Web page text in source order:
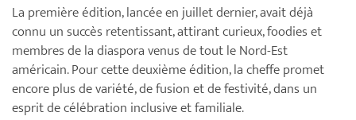
La première édition, lancée en juillet dernier, avait déjà
connu un succès retentissant, attirant curieux, foodies et
membres de la diaspora venus de tout le Nord-Est
américain. Pour cette deuxième édition, la cheffe promet
encore plus de variété, de fusion et de festivité, dans un
esprit de célébration inclusive et familiale.